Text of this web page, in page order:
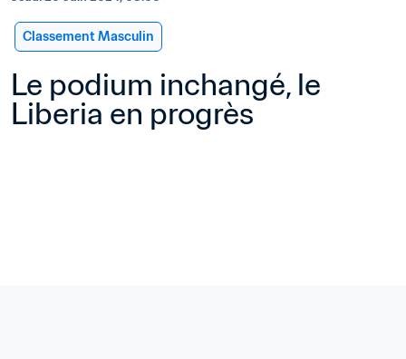
Classement Masculin
Le podium inchangé, le
Liberia en progrès